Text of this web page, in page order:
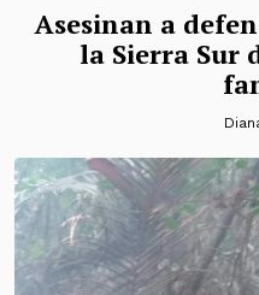
Asesinan a
la Sierra Sur